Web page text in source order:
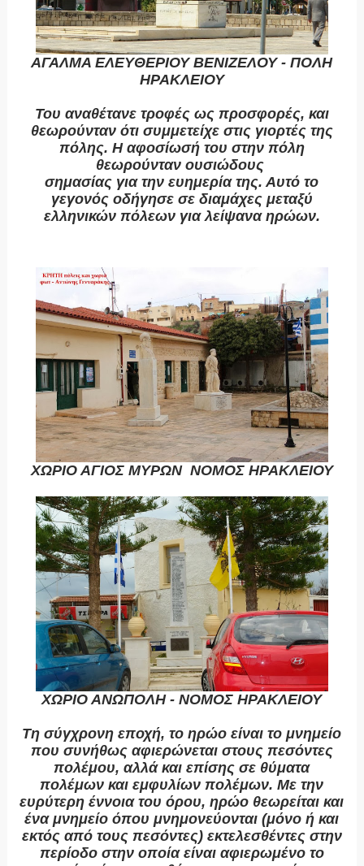
ΑΓΑΛΜΑ ΕΛΕΥΘΕΡΙΟΥ ΒΕΝΙΖΕΛΟΥ - ΠΟΛΗ
ΗΡΑΚΛΕΙΟΥ
Του αναθέτανε τροφές ως προσφορές, και
θεωρούνταν ότι συμμετείχε στις γιορτές της
πόλης. Η αφοσίωσή του στην πόλη
θεωρούνταν ουσιώδους
σημασίας για την ευημερία της. Αυτό το
γεγονός οδήγησε σε διαμάχες μεταξύ
ελληνικών πόλεων για λείψανα ηρώων.
ΧΩΡΙΟ ΑΓΙΟΣ ΜΥΡΩΝ ΝΟΜΟΣ ΗΡΑΚΛΕΙΟΥ
ΧΩΡΙΟ ΑΝΩΠΟΛΗ - ΝΟΜΟΣ ΗΡΑΚΛΕΙΟΥ
Τη σύγχρονη εποχή, το ηρώο είναι το μνημείο
που συνήθως αφιερώνεται στους πεσόντες
πολέμου, αλλά και επίσης σε θύματα
πολέμωνκαι εμφυλίων πολέμων. Με την
ευρύτερη έννοια του όρου, ηρώο θεωρείται και
ένα μνημείο όπου μνημονεύονται (μόνο ή και
εκτός από τους πεσόντες) εκτελεσθέντες στην
περίοδο στην οποία είναι αφιερωμένο το